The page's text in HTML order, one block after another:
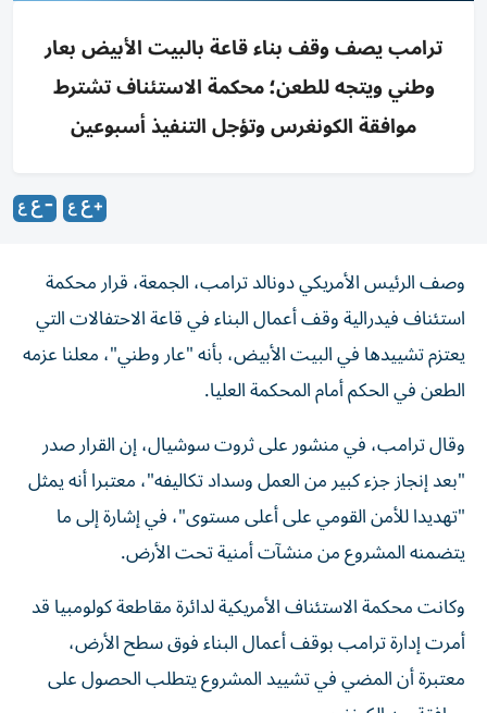
ترامب يصف وقف بناء قاعة بالبيت الأبيض بعار
وطني ويتجه للطعن؛ محكمة الاستئناف تشترط
موافقة الكونغرس وتؤجل التنفيذ أسبوعين
وصف الرئيس الأمريكي دونالد ترامب، الجمعة، قرار محكمة
استئناف فيدرالية وقف أعمال البناء في قاعة الاحتفالات التي
يعتزم تشييدها في البيت الأبيض، بأنه "عار وطني"، معلنا عزمه
الطعن في الحكم أمام المحكمة العليا.
وقال ترامب، في منشور على ثروت سوشيال، إن القرار صدر
"بعد إنجاز جزء كبير من العمل وسداد تكاليفه"، معتبرا أنه يمثل
"تهديدا للأمن القومي على أعلى مستوى"، في إشارة إلى ما
يتضمنه المشروع من منشآت أمنية تحت الأرض.
وكانت محكمة الاستئناف الأمريكية لدائرة مقاطعة كولومبيا قد
أمرت إدارة ترامب بوقف أعمال البناء فوق سطح الأرض،
معتبرة أن المضي في تشييد المشروع يتطلب الحصول على